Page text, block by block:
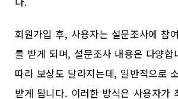
회원가입 후, 사용자는 설문조사에 참
를 받게 되며, 설문조사 내용은 다양합
따라 보상도 달라지는데, 일반적으로
받게 됩니다. 이러한 방식은 사용자가